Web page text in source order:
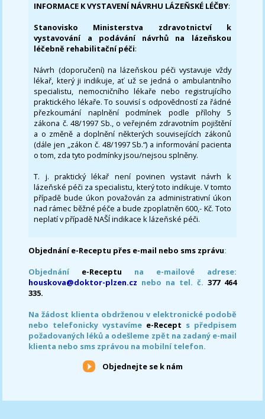
INFORMACE K VYSTAVENÍ NÁVRHU LÁZEŇSKÉ LÉČBY:
Stanovisko Ministerstva zdravotnictví k
vystavování a podávání návrhů na lázeňskou
léčebně rehabilitační péči:
Návrh (doporučení) na lázeňskou péči vystavuje vždy
lékař, který ji indikuje, ať už se jedná o ambulantního
specialistu, nemocničního lékaře nebo registrujícího
praktického lékaře. To souvisí s odpovědností za řádné
přezkoumání naplnění podmínek podle přílohy 5
zákona č. 48/1997 Sb., o veřejném zdravotním pojištění
a o změně a doplnění některých souvisejících zákonů
(dále jen „zákon č. 48/1997 Sb.“) a informování pacienta
o tom, zda tyto podmínky jsou/nejsou splněny.
T. j. praktický lékař není povinen vystavit návrh k
lázeňské péči za specialistu, který toto indikuje. V tomto
případě bude úkon považován za administrativní úkon
nad rámec běžné péče a bude zpoplatněn 600,- Kč. Toto
neplatí v případě NAŠÍ indikace k lázeňské péči.
Objednání e-Receptu přes e-mail nebo sms zprávu:
Objednání e-Receptu na e-mailové adrese:
houskova@doktor-plzen.cz nebo na tel. č. 377 464
335.
Na žádost klienta obdrženou v elektronické podobě
nebo telefonicky vystavíme e-Recept s předpisem
požadovaných léků a odešleme zpět na zadaný e-mail
klienta nebo sms zprávou na mobilní telefon.
Objednejte se k nám